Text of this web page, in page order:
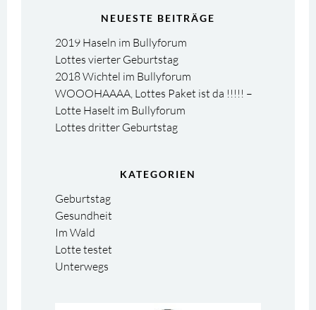
NEUESTE BEITRÄGE
2019 Haseln im Bullyforum
Lottes vierter Geburtstag
2018 Wichtel im Bullyforum
WOOOHAAAA, Lottes Paket ist da !!!!! –
Lotte Haselt im Bullyforum
Lottes dritter Geburtstag
KATEGORIEN
Geburtstag
Gesundheit
Im Wald
Lotte testet
Unterwegs